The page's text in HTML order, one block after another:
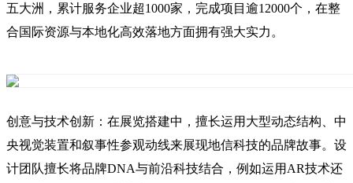
五大洲，累计服务企业超1000家，完成项目逾12000个，在整
合国际资源与本地化高效落地方面拥有强大实力。
创意与技术创新：在展览搭建中，擅长运用大型动态结构、中
央视觉装置和叙事性参观动线来展现地信科技的品牌故事。设
计团队擅长将品牌DNA与前沿科技结合，例如运用AR技术还